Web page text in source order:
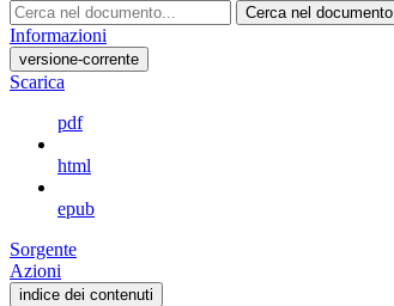
Cerca nel documento
Informazioni
versione-corrente
Scarica
pdf
html
epub
Sorgente
Azioni
indice dei contenuti